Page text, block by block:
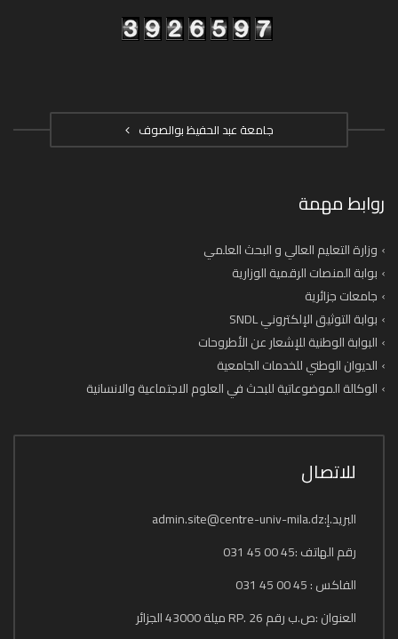
جامعة عبد الحفيظ بوالصوف
روابط مهمة
وزارة التعليم العالي و البحث العلمي
بوابة المنصات الرقمية الوزارية
جامعات جزائرية
بوابة التوثيق الإلكتروني SNDL
البوابة الوطنية للإشعار عن الأطروحات
الديوان الوطني للخدمات الجامعية
الوكالة الموضوعاتية للبحث في العلوم الاجتماعية والانسانية
للاتصال
البريد.إ:admin.site@centre-univ-mila.dz
رقم الهاتف :45 00 45 031
الفاكس : 45 00 45 031
العنوان :ص.ب رقم 26 .RP ميلة 43000 الجزائر